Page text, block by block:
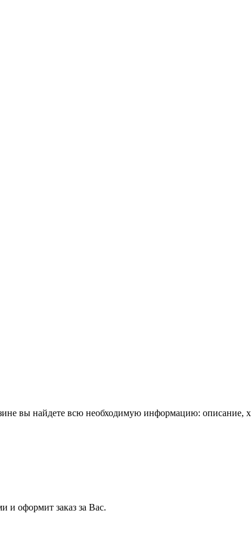
вы найдете всю необходимую информацию: описание,
и оформит заказ за Вас.